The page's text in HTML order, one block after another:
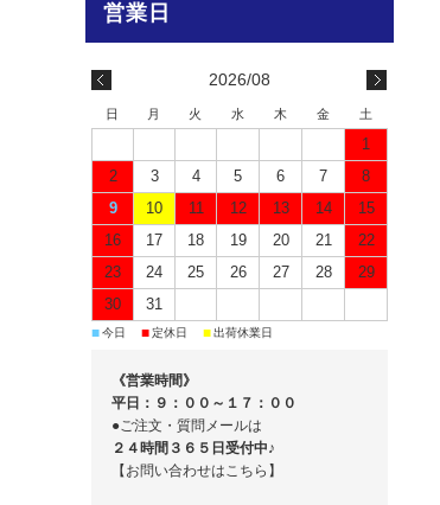
2026/08
日 月 火 水 木 金 土
1
2
3 4 5 6 7
8
9
10 11 12 13 14
15
16
17 18 19 20 21
22
23
24 25 26 27 28
29
30
31
■今日 ■定休日 ■出荷休業日
《営業時間》
平日：９：００～１７：００
●ご注文・質問メールは
２４時間３６５日受付中♪
【お問い合わせはこちら】